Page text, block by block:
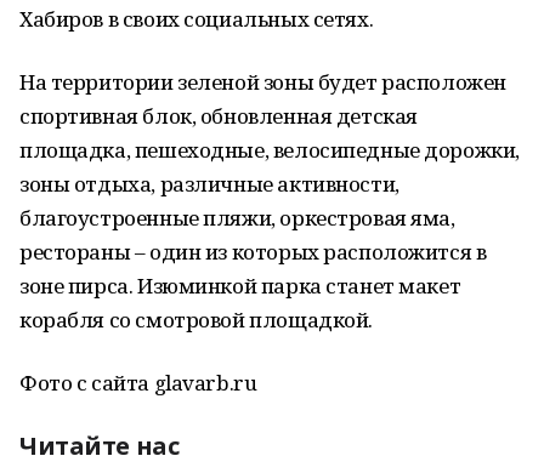
Хабиров в своих социальных сетях.
На территории зеленой зоны будет расположен
спортивная блок, обновленная детская
площадка, пешеходные, велосипедные дорожки,
зоны отдыха, различные активности,
благоустроенные пляжи, оркестровая яма,
рестораны – один из которых расположится в
зоне пирса. Изюминкой парка станет макет
корабля со смотровой площадкой.
Фото с сайта glavarb.ru
Читайте нас